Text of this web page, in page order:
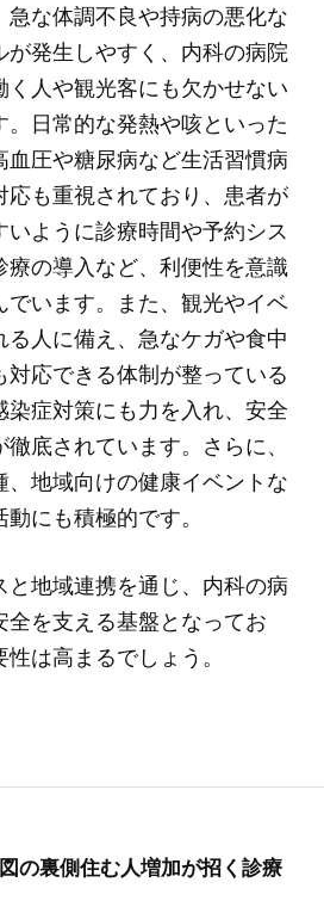
急な体調不良や持病の悪化な
が発生しやすく、内科の病院
く人や観光客にも欠かせない
日常的な発熱や咳といった
圧や糖尿病など生活習慣病
応も重視されており、患者が
ように診療時間や予約シス
療の導入など、利便性を意識
でいます。また、観光やイベ
る人に備え、急なケガや食中
応できる体制が整っている
染症対策にも力を入れ、安全
底されています。さらに、
地域向けの健康イベントな
にも積極的です。
地域連携を通じ、内科の病
全を支える基盤となってお
は高まるでしょう。
の裏側住む人増加が招く診療